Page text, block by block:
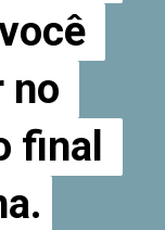
no
final
no
final